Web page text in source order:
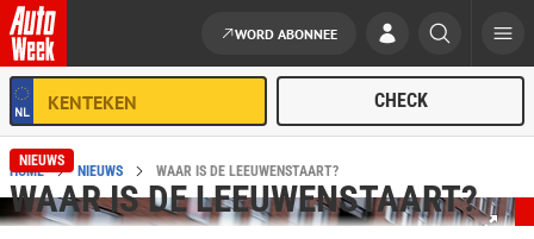
Ga naar de inhoud
WORD ABONNEE
HOME NIEUWS WAAR IS DE LEEUWENSTAART?
NIEUWS
WAAR IS DE LEEUWENSTAART?